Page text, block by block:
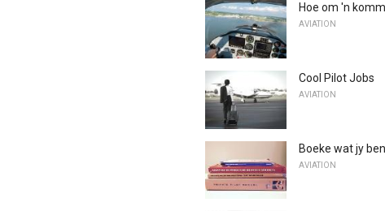
Hoe om 'n
AVIATION
Cool Pilot Jobs
AVIATION
Boeke wat jy
AVIATION